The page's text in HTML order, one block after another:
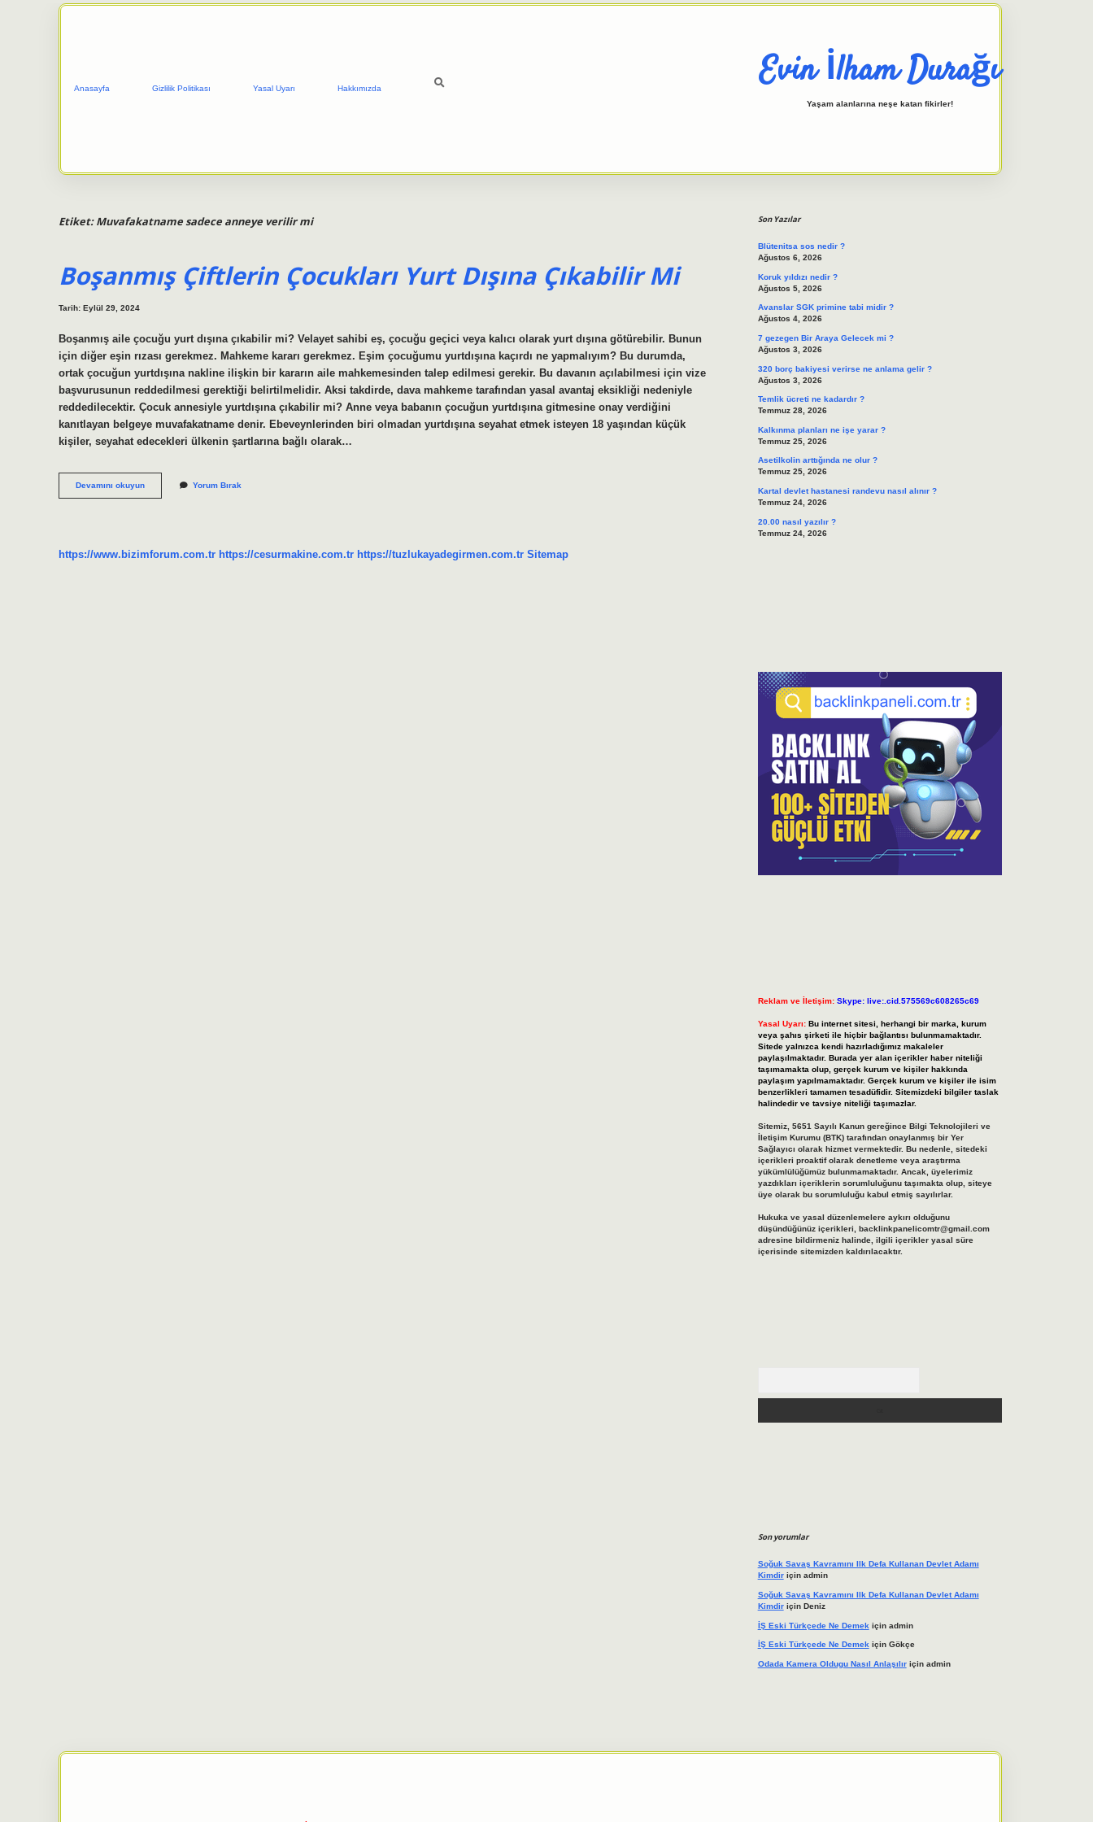
Anasayfa Gizlilik Politikası Yasal Uyarı Hakkımızda Evin İlham Durağı
Yaşam alanlarına neşe katan fikirler!
Etiket:Muvafakatname sadece anneye verilir mi
Boşanmış Çiftlerin Çocukları Yurt Dışına Çıkabilir Mi
Tarih: Eylül 29, 2024
Boşanmış aile çocuğu yurt dışına çıkabilir mi? Velayet sahibi eş, çocuğu geçici veya kalıcı olarak yurt dışına götürebilir. Bunun
için diğer eşin rızası gerekmez. Mahkeme kararı gerekmez. Eşim çocuğumu yurtdışına kaçırdı ne yapmalıyım? Bu durumda,
ortak çocuğun yurtdışına nakline ilişkin bir kararın aile mahkemesinden talep edilmesi gerekir. Bu davanın açılabilmesi için vize
başvurusunun reddedilmesi gerektiği belirtilmelidir. Aksi takdirde, dava mahkeme tarafından yasal avantaj eksikliği nedeniyle
reddedilecektir. Çocuk annesiyle yurtdışına çıkabilir mi? Anne veya babanın çocuğun yurtdışına gitmesine onay verdiğini
kanıtlayan belgeye muvafakatname denir. Ebeveynlerinden biri olmadan yurtdışına seyahat etmek isteyen 18 yaşından küçük
kişiler, seyahat edecekleri ülkenin şartlarına bağlı olarak…
Devamını okuyunBoşanmış
Çiftlerin
Mi
Yorum Bırak
https://www.bizimforum.com.tr https://cesurmakine.com.tr https://tuzlukayadegirmen.com.tr Sitemap
Son Yazılar
Blütenitsa sos nedir ?
Ağustos 6, 2026
Koruk yıldızı nedir ?
Ağustos 5, 2026
Avanslar SGK primine tabi midir ?
Ağustos 4, 2026
7 gezegen Bir Araya Gelecek mi ?
Ağustos 3, 2026
320 borç bakiyesi verirse ne anlama gelir ?
Ağustos 3, 2026
Temlik ücreti ne kadardır ?
Temmuz 28, 2026
Kalkınma planları ne işe yarar ?
Temmuz 25, 2026
Asetilkolin arttığında ne olur ?
Temmuz 25, 2026
Kartal devlet hastanesi randevu nasıl alınır ?
Temmuz 24, 2026
20.00 nasıl yazılır ?
Temmuz 24, 2026
Reklam ve İletişim: Skype: live:.cid.575569c608265c69
Yasal Uyarı: Bu internet sitesi, herhangi bir marka, kurum
veya şahıs şirketi ile hiçbir bağlantısı bulunmamaktadır.
Sitede yalnızca kendi hazırladığımız makaleler
paylaşılmaktadır. Burada yer alan içerikler haber niteliği
taşımamakta olup, gerçek kurum ve kişiler hakkında
paylaşım yapılmamaktadır. Gerçek kurum ve kişiler ile isim
benzerlikleri tamamen tesadüfidir. Sitemizdeki bilgiler taslak
halindedir ve tavsiye niteliği taşımazlar.
Sitemiz, 5651 Sayılı Kanun gereğince Bilgi Teknolojileri ve
İletişim Kurumu (BTK) tarafından onaylanmış bir Yer
Sağlayıcı olarak hizmet vermektedir. Bu nedenle, sitedeki
içerikleri proaktif olarak denetleme veya araştırma
yükümlülüğümüz bulunmamaktadır. Ancak, üyelerimiz
yazdıkları içeriklerin sorumluluğunu taşımakta olup, siteye
üye olarak bu sorumluluğu kabul etmiş sayılırlar.
Hukuka ve yasal düzenlemelere aykırı olduğunu
düşündüğünüz içerikleri, backlinkpanelicomtr@gmail.com
adresine bildirmeniz halinde, ilgili içerikler yasal süre
içerisinde sitemizden kaldırılacaktır.
Son yorumlar
Soğuk Savaş Kavramını Ilk Defa Kullanan Devlet Adamı
Kimdiriçin admin
Soğuk Savaş Kavramını Ilk Defa Kullanan Devlet Adamı
Kimdiriçin Deniz
İŞ Eski Türkçede Ne Demek için admin
İŞ Eski Türkçede Ne Demek için Gökçe
Odada Kamera Oldugu Nasıl Anlaşılıriçin admin